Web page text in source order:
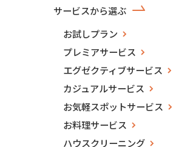
サービスから選ぶ
お試しプラン
プレミアサービス
エグゼクティブサービス
カジュアルサービス
お気軽スポットサービス
お料理サービス
ハウスクリーニング